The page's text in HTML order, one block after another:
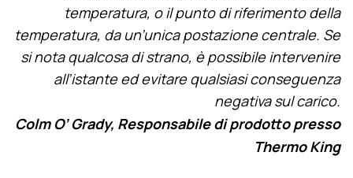
temperatura, o il punto di riferimento della
temperatura, da un’unica postazione centrale. Se
si nota qualcosa di strano, è possibile intervenire
all’istante ed evitare qualsiasi conseguenza
negativa sul carico.
Colm O’ Grady, Responsabile di prodotto presso
Thermo King